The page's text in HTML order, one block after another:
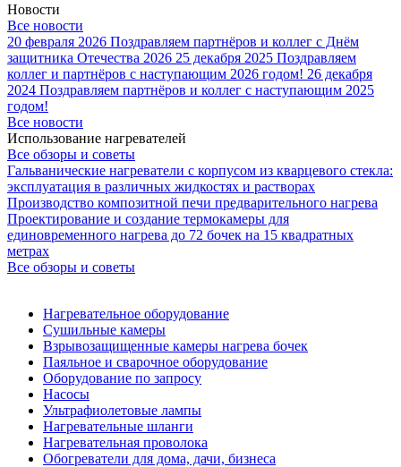
Новости
Все новости
20 февраля 2026 Поздравляем партнёров и коллег с Днём
защитника Отечества 2026 25 декабря 2025 Поздравляем
коллег и партнёров с наступающим 2026 годом! 26 декабря
2024 Поздравляем партнёров и коллег с наступающим 2025
годом!
Все новости
Использование нагревателей
Все обзоры и советы
Гальванические нагреватели с корпусом из кварцевого стекла:
эксплуатация в различных жидкостях и растворах
Производство композитной печи предварительного нагрева
Проектирование и создание термокамеры для
единовременного нагрева до 72 бочек на 15 квадратных
метрах
Все обзоры и советы
Нагревательное оборудование
Сушильные камеры
Взрывозащищенные камеры нагрева бочек
Паяльное и сварочное оборудование
Оборудование по запросу
Насосы
Ультрафиолетовые лампы
Нагревательные шланги
Нагревательная проволока
Обогреватели для дома, дачи, бизнеса